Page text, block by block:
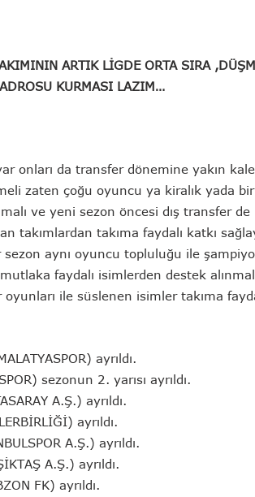
ARTIK LİGDE ORTA SIRA
KURMASI LAZIM…
onları da transfer dönemine yakın
zaten çoğu oyuncu ya kiralık yada bir
ve yeni sezon öncesi dış transfer de
takımlardan takıma faydalı katkı
aynı oyuncu topluluğu ile
faydalı isimlerden destek
ile süslenen isimler takıma
ayrıldı.
sezonun 2. yarısı ayrıldı.
A.Ş.) ayrıldı.
ayrıldı.
A.Ş.) ayrıldı.
A.Ş.) ayrıldı.
FK) ayrıldı.